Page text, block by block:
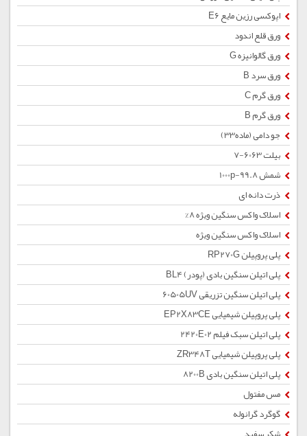
اپوکسی رزین مایع E6
ورق قلع اندود
ورق گالوانیزه G
ورق سرد B
ورق گرم C
ورق گرم B
جو دامی (ماده33)
بیلت 6063-7
شمش 1000p-99.8
ذرت دانه ای
اسلاک واکس سنگین ویژه 8%
اسلاک واکس سنگین ویژه
پلی پروپیلن RP270G
پلی اتیلن سنگین بادی (پودر) BL4
پلی اتیلن سنگین تزریقی 60505UV
پلی پروپیلن شیمیایی EP2X83CE
پلی اتیلن سبک فیلم 2420E02
پلی پروپیلن شیمیایی ZR348T
پلی اتیلن سنگین بادی 8200B
مس مفتول
گوگرد گرانوله